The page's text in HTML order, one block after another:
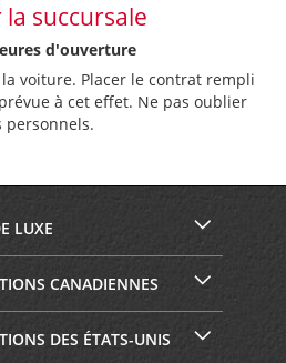
succursale
d'ouverture
voiture. Placer le contrat rempli
à cet effet. Ne pas oublier
personnels.
LUXE
CANADIENNES
DES ÉTATS-UNIS